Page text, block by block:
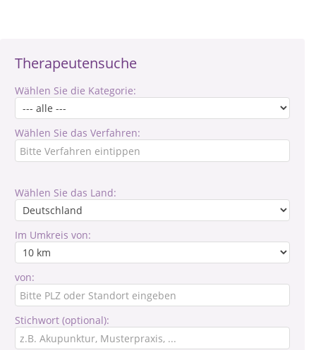
Therapeutensuche
Wählen Sie die Kategorie:
Wählen Sie das Verfahren:
Wählen Sie das Land:
Im Umkreis von:
von:
Stichwort (optional):